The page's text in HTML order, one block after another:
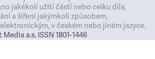
jakékoli užití částí nebo celku díla,
a šíření jakýmkoli způsobem,
v českém nebo jiném jazyce.
a.s. ISSN 1801-1446